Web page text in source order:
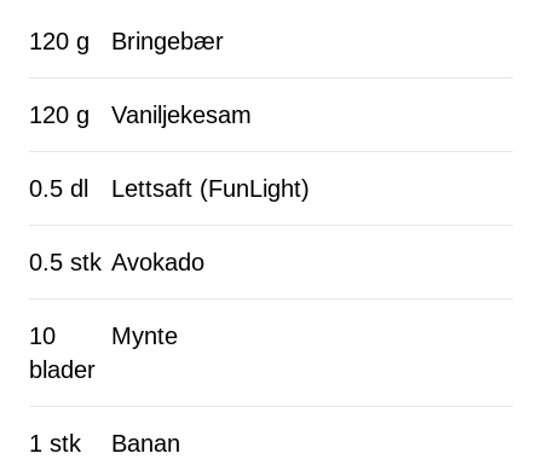
120 g Bringebær
120 g Vaniljekesam
0.5 dl Lettsaft (FunLight)
0.5 stk Avokado
10
blader
Mynte
1 stk Banan